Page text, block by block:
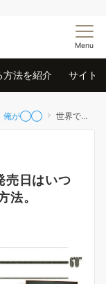
Menu
方法を紹介 サイト
俺が◯◯ 世界で一番、俺が〇〇【8巻】発売日はいつ頃？最新刊まんがを無料で読む方法。
売日はいつ
法。